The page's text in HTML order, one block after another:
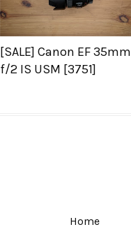
[SALE] Canon EF 35mm
f/2 IS USM [3751]
Home